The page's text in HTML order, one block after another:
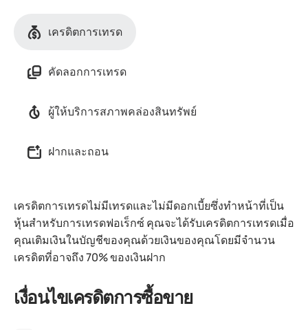
เครดิตการเทรด
คัดลอกการเทรด
ผู้ให้บริการสภาพคล่องสินทรัพย์
ฝากและถอน
เครดิตการเทรดไม่มีเทรดและไม่มีดอกเบี้ยซึ่งทำหน้าที่เป็น
หุ้นสำหรับการเทรดฟอเร็กซ์ คุณจะได้รับเครดิตการเทรดเมื่อ
คุณเติมเงินในบัญชีของคุณด้วยเงินของคุณโดยมีจำนวน
เครดิตที่อาจถึง 70% ของเงินฝาก
เงื่อนไขเครดิตการซื้อขาย